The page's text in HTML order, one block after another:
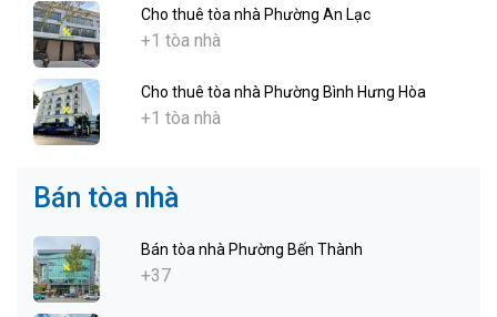
Cho thuê tòa nhà Phường An Lạc
+1 tòa nhà
Cho thuê tòa nhà Phường Bình Hưng Hòa
+1 tòa nhà
Bán tòa nhà
Bán tòa nhà Phường Bến Thành
+37